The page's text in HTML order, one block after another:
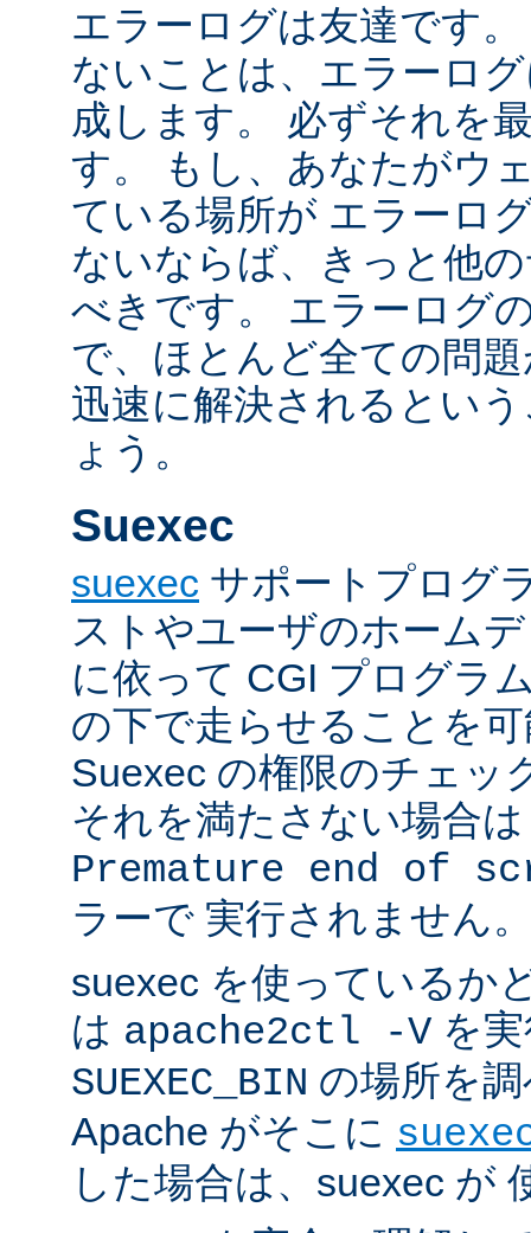
エラーログは友達です
ないことは、エラーロ
成します。 必ずそれを
す。 もし、あなたがウ
ている場所が エラーロ
ないならば、きっと他
べきです。 エラーログ
で、ほとんど全ての問
迅速に解決されるとい
ょう。
Suexec
suexec サポートプログ
ストやユーザのホーム
に依って CGI プログラ
の下で走らせることを
Suexec の権限のチェッ
それを満たさない場合
Premature end of
ラーで 実行されません
suexec を使っているか
は apache2ctl -V を
SUEXEC_BIN の場所を
Apache がそこに
した場合は、suexec が